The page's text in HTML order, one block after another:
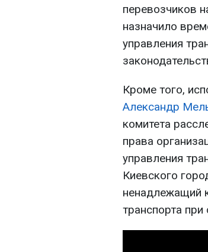
перевозчиков
назначило
управления
Кроме того,
Александр
комитета
права
управления
Киевского
ненадлежащий
транспорта при